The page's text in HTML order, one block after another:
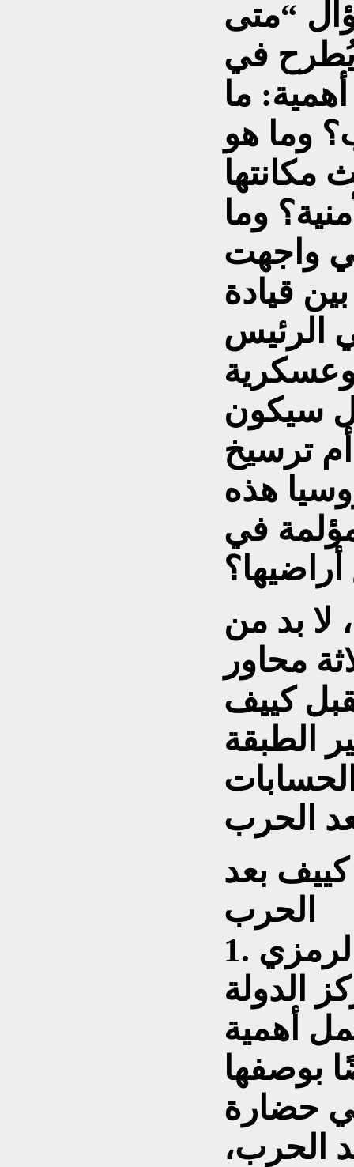
“متى
يُطرح في
ما
وما هو
مكانتها
وما
واجهت
قيادة
الرئيس
وعسكرية
سيكون
ترسيخ
هذه
في
لا بد من
محاور
كييف
الطبقة
بعد
الحرب
الدولة
أهمية
بوصفها
حضارة
الحرب،